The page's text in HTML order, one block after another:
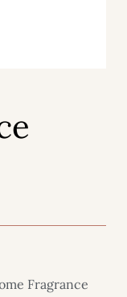
Fragrance